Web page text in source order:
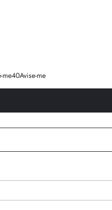
me40Avise-me